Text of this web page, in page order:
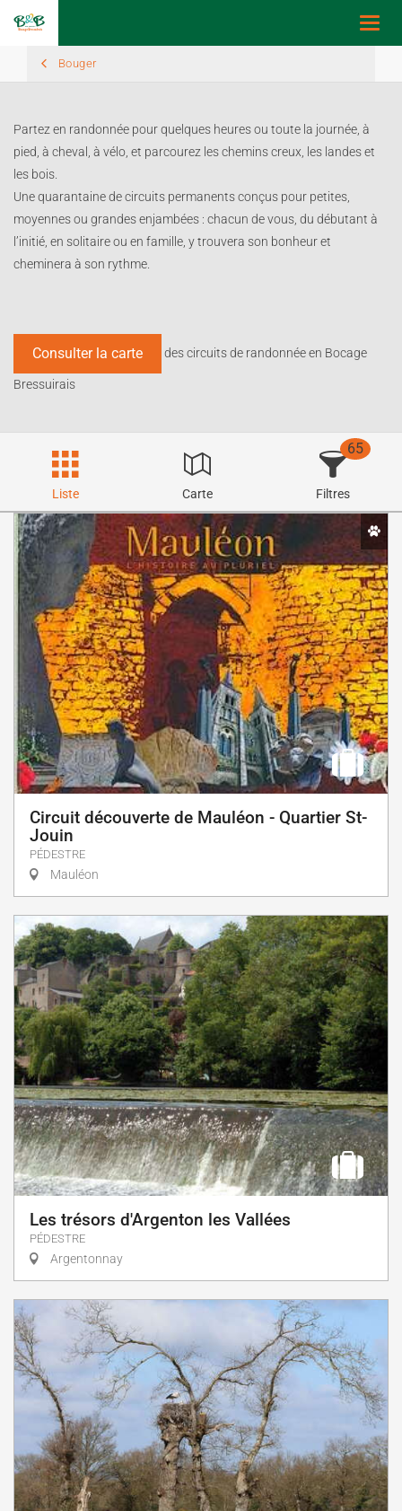
Bouger
Partez en randonnée pour quelques heures ou toute la journée, à
pied, à cheval, à vélo, et parcourez les chemins creux, les landes et
les bois.
Une quarantaine de circuits permanents conçus pour petites,
moyennes ou grandes enjambées : chacun de vous, du débutant à
l’initié, en solitaire ou en famille, y trouvera son bonheur et
cheminera à son rythme.
Consulter la carte des circuits de randonnée en Bocage
Bressuirais
Liste Carte Filtres
65
Circuit découverte de Mauléon - Quartier St-
Jouin
PÉDESTRE
Mauléon
Les trésors d'Argenton les Vallées
PÉDESTRE
Argentonnay